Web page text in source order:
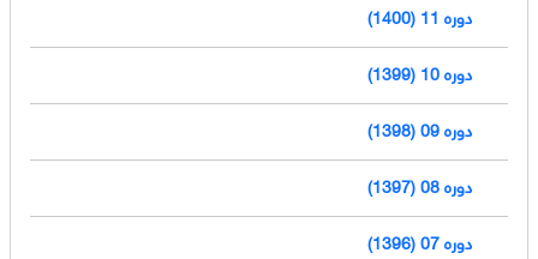
دوره 11 (1400)
دوره 10 (1399)
دوره 09 (1398)
دوره 08 (1397)
دوره 07 (1396)